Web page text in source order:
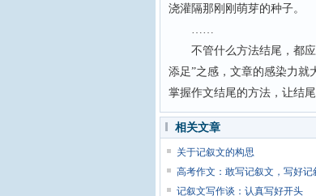
浇灌隔那刚刚萌芽的种子。
……
不管什么方法结尾，都应
添足”之感，文章的感染力就
掌握作文结尾的方法，让结
相关文章
关于记叙文的构思
高考作文：敢写记叙文，写好记
记叙文写作谈：认真写好开头